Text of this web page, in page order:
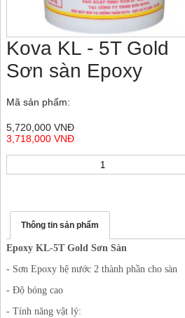
Kova KL - 5T Gold
Sơn sàn Epoxy
Mã sản phẩm:
5,720,000 VNĐ
3,718,000 VNĐ
Thông tin sản phẩm
Epoxy KL-5T Gold Sơn Sàn
- Sơn Epoxy hệ nước 2 thành phần cho sàn
- Độ bóng cao
- Tính năng vật lý: